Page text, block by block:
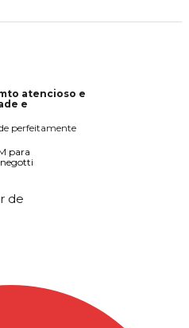
atencioso e
e
perfeitamente
para
de